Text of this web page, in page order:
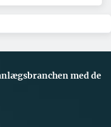
med de